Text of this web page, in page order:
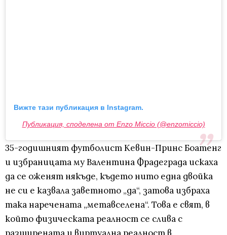
Вижте тази публикация в Instagram.
Публикация, споделена от Enzo Miccio (@enzomiccio)
35-годишният футболист Кевин-Принс Боатенг
и избраницата му Валентина Фрадеграда искаха
да се оженят някъде, където нито една двойка
не си е казвала заветното „да“, затова избраха
така наречената „метавселена“. Това е свят, в
който физическата реалност се слива с